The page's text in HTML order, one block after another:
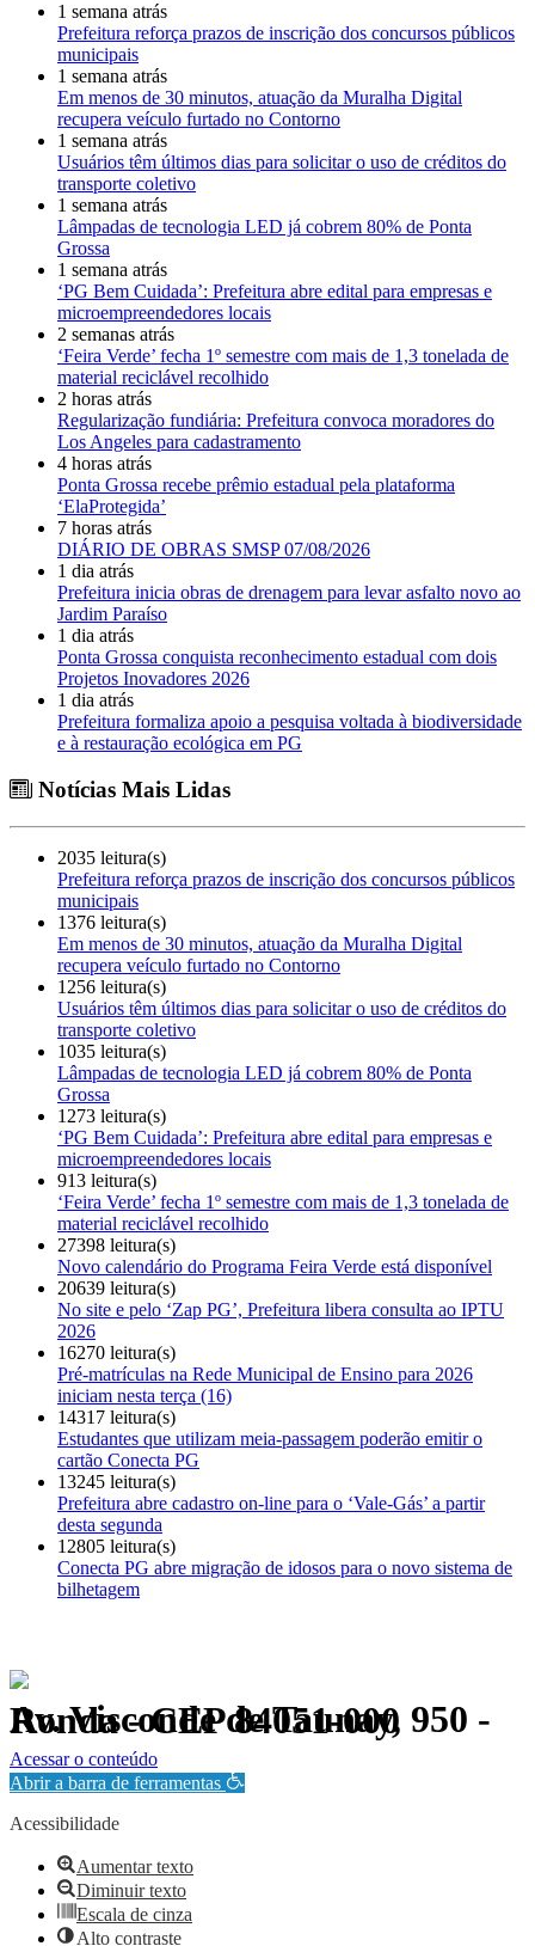
1 semana atrás
Prefeitura reforça prazos de inscrição dos concursos públicos
municipais
1 semana atrás
Em menos de 30 minutos, atuação da Muralha Digital
recupera veículo furtado no Contorno
1 semana atrás
Usuários têm últimos dias para solicitar o uso de créditos do
transporte coletivo
1 semana atrás
Lâmpadas de tecnologia LED já cobrem 80% de Ponta
Grossa
1 semana atrás
‘PG Bem Cuidada’: Prefeitura abre edital para empresas e
microempreendedores locais
2 semanas atrás
‘Feira Verde’ fecha 1º semestre com mais de 1,3 tonelada de
material reciclável recolhido
2 horas atrás
Regularização fundiária: Prefeitura convoca moradores do
Los Angeles para cadastramento
4 horas atrás
Ponta Grossa recebe prêmio estadual pela plataforma
‘ElaProtegida’
7 horas atrás
DIÁRIO DE OBRAS SMSP 07/08/2026
1 dia atrás
Prefeitura inicia obras de drenagem para levar asfalto novo ao
Jardim Paraíso
1 dia atrás
Ponta Grossa conquista reconhecimento estadual com dois
Projetos Inovadores 2026
1 dia atrás
Prefeitura formaliza apoio a pesquisa voltada à biodiversidade
e à restauração ecológica em PG
Notícias Mais Lidas
2035 leitura(s)
Prefeitura reforça prazos de inscrição dos concursos públicos
municipais
1376 leitura(s)
Em menos de 30 minutos, atuação da Muralha Digital
recupera veículo furtado no Contorno
1256 leitura(s)
Usuários têm últimos dias para solicitar o uso de créditos do
transporte coletivo
1035 leitura(s)
Lâmpadas de tecnologia LED já cobrem 80% de Ponta
Grossa
1273 leitura(s)
‘PG Bem Cuidada’: Prefeitura abre edital para empresas e
microempreendedores locais
913 leitura(s)
‘Feira Verde’ fecha 1º semestre com mais de 1,3 tonelada de
material reciclável recolhido
27398 leitura(s)
Novo calendário do Programa Feira Verde está disponível
20639 leitura(s)
No site e pelo ‘Zap PG’, Prefeitura libera consulta ao IPTU
2026
16270 leitura(s)
Pré-matrículas na Rede Municipal de Ensino para 2026
iniciam nesta terça (16)
14317 leitura(s)
Estudantes que utilizam meia-passagem poderão emitir o
cartão Conecta PG
13245 leitura(s)
Prefeitura abre cadastro on-line para o ‘Vale-Gás’ a partir
desta segunda
12805 leitura(s)
Conecta PG abre migração de idosos para o novo sistema de
bilhetagem
Av. Visconde de Taunay, 950 - Ronda - CEP 84051-000
Política de Privacidade.
Acessar o conteúdo
Abrir a barra de ferramentas
Acessibilidade
Aumentar texto
Diminuir texto
Escala de cinza
Alto contraste